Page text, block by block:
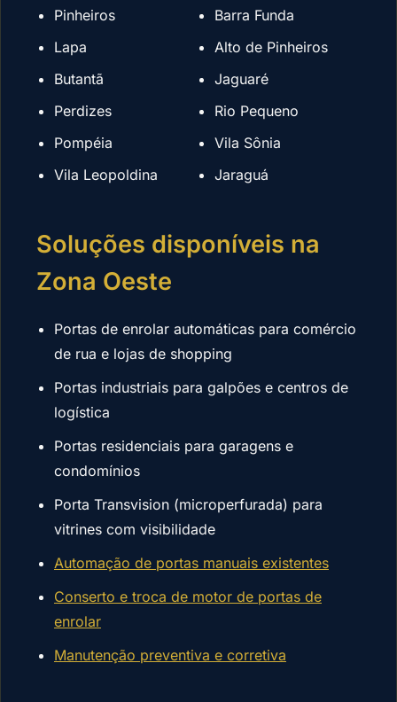
Pinheiros
Lapa
Butantã
Perdizes
Pompéia
Vila Leopoldina
Barra Funda
Alto de Pinheiros
Jaguaré
Rio Pequeno
Vila Sônia
Jaraguá
Soluções disponíveis na
Zona Oeste
Portas de enrolar automáticas para comércio
de rua e lojas de shopping
Portas industriais para galpões e centros de
logística
Portas residenciais para garagens e
condomínios
Porta Transvision (microperfurada) para
vitrines com visibilidade
Automação de portas manuais existentes
Conserto e troca de motor de portas de
enrolar
Manutenção preventiva e corretiva